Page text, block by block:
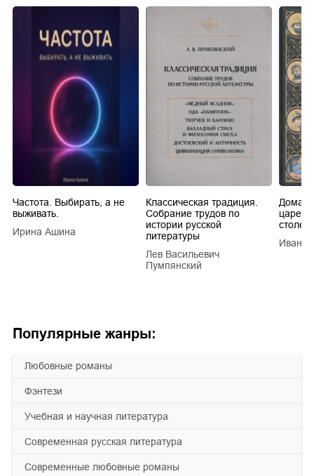
Популярные жанры:
любовные романы
фэнтези
учебная и научная литература
современная русская литература
современные любовные романы
Частота. Выбирать, а не
выживать.
Ирина Ашина
Классическая традиция.
Собрание трудов по
истории русской
литературы
Лев Васильевич
Пумпянский
царей
Иван